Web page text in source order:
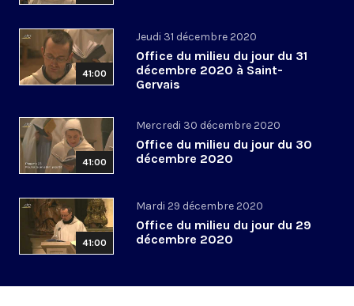
41:00
Jeudi 31 décembre 2020
Office du milieu du jour du 31
décembre 2020 à Saint-
Gervais
41:00
Mercredi 30 décembre 2020
Office du milieu du jour du 30
décembre 2020
41:00
Mardi 29 décembre 2020
Office du milieu du jour du 29
décembre 2020